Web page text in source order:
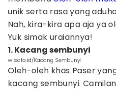
unik serta rasa yang
Nah, kira-kira apa aja ya
Yuk simak uraiannya!
1. Kacang sembunyi
wisato.id/Kacang Sembunyi
Oleh-oleh khas Paser
kacang sembunyi.